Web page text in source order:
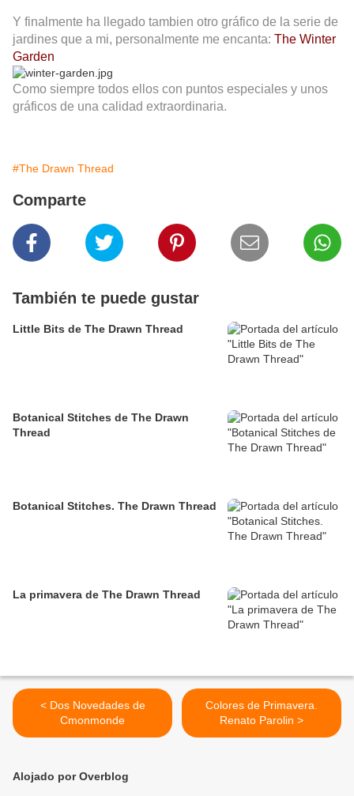
Y finalmente ha llegado tambien otro gráfico de la serie de
jardines que a mi, personalmente me encanta: The Winter
Garden
Como siempre todos ellos con puntos especiales y unos
gráficos de una calidad extraordinaria.
#The Drawn Thread
Comparte
También te puede gustar
Little Bits de The Drawn Thread
Botanical Stitches de The Drawn
Thread
Botanical Stitches. The Drawn Thread
La primavera de The Drawn Thread
< Dos Novedades de
Cmonmonde
Colores de Primavera.
Renato Parolin >
Alojado por Overblog